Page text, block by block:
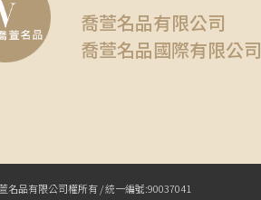
喬萱名品有限公司
喬萱名品國際有限公司
名品有限公司權所有 / 統一編號:90037041